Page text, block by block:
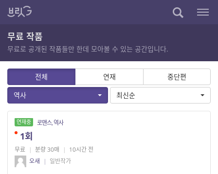
무료 작품
무료로 공개된 작품들만 한데 모아볼 수 있는 공간입니다.
전체 연재
중단편
역사
최신순
연재중 로맨스, 역사
1회
무료 | 분량 30매 | 10시간 전
오새
| 일반작가